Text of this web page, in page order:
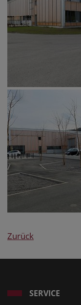
Zurück
SERVICE